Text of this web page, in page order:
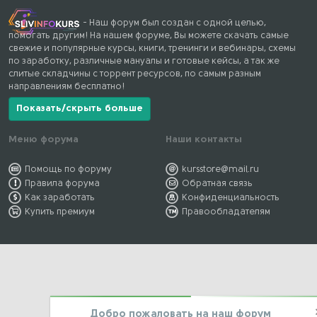
- Наш форум был создан с одной целью,
помогать другим! На нашем форуме, Вы можете скачать самые
свежие и популярные курсы, книги, тренинги и вебинары, схемы
по заработку, различные мануалы и готовые кейсы, а так же
слитые складчины с торрент ресурсов, по самым разным
направлениям бесплатно!
Показать/скрыть больше
Меню форума
Помощь по форуму
Правила форума
Как заработать
Купить премиум
Наши контакты
kursstore@mail.ru
Обратная связь
Конфиденциальность
Правообладателям
Добро пожаловать на наш форум